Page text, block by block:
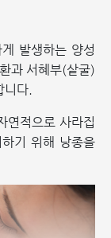
발생하는 양성
과 서혜부(샅굴)
니다.
연적으로 사라집
기 위해 낭종을